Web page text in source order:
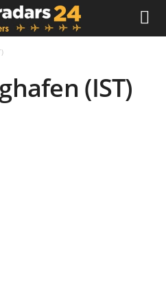
(IST)